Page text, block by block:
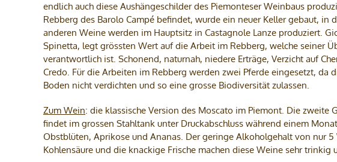
endlich auch diese Aushängeschilder des Piemonteser Weinbaus
Rebberg des Barolo Campé befindet, wurde ein neuer Keller gebaut,
anderen Weine werden im Hauptsitz in Castagnole Lanze produziert.
Spinetta, legt grössten Wert auf die Arbeit im Rebberg, welche seiner
verantwortlich ist. Schonend, naturnah, niedere Erträge, Verzicht auf
Credo. Für die Arbeiten im Rebberg werden zwei Pferde eingesetzt, da
Boden nicht verdichten und so eine grosse Biodiversität zulassen.
Zum Wein: die klassische Version des Moscato im Piemont. Die zweite
findet im grossen Stahltank unter Druckabschluss während einem
Obstblüten, Aprikose und Ananas. Der geringe Alkoholgehalt von nur
Kohlensäure und die knackige Frische machen diese Weine sehr trinkig